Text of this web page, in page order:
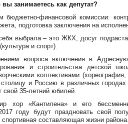
занимаетесь как депутат?
финансовой комиссии:
подготовка заключения на
выбрала – это ЖКХ, досуг
и спорт).
вопроса включения в Адресную
и строительства детской
коллективами
и Россию в различных
свой 35-летний юбилей.
хор «Кантилена» и его
году будут праздновать свой
спортивная составляющая жизни